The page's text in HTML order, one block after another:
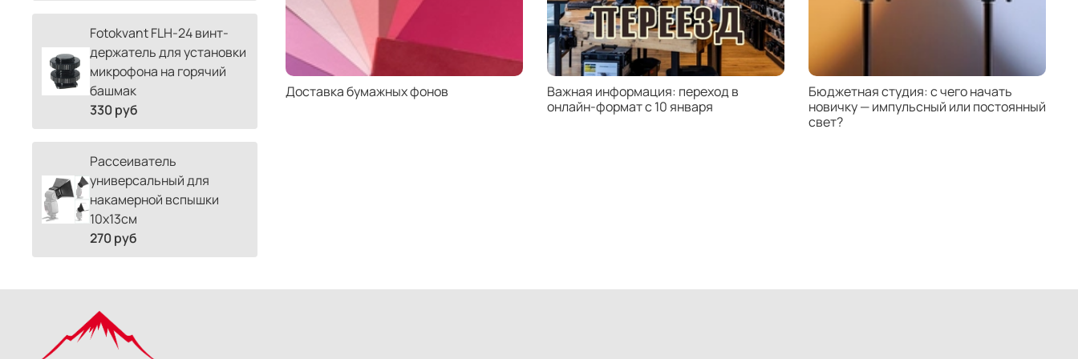
Доставка бумажных фонов
Важная информация: переход в
онлайн-формат с 10 января
Бюджетная студия: с чего начать
новичку — импульсный или постоянный
свет?
Fotokvant FLH-24 винт-
держатель для установки
микрофона на горячий
башмак
330 руб
Рассеиватель
универсальный для
накамерной вспышки
10х13см
270 руб